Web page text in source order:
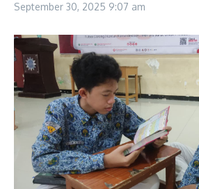
September 30, 2025 9:07 am